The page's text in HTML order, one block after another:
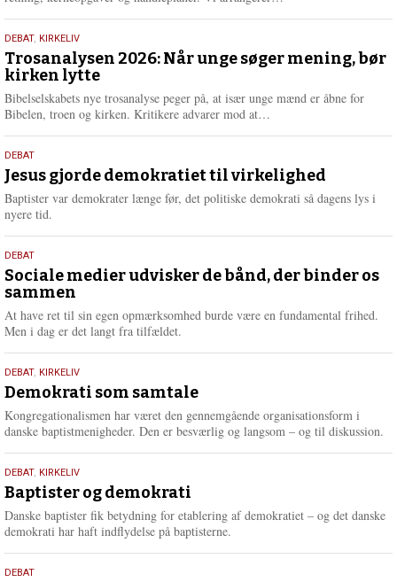
e
2.
juni
2026
DEBAT, KIRKELIV
Trosanalysen 2026: Når unge søger mening, bør
kirken lytte
Bibelselskabets nye trosanalyse peger på, at især unge mænd er åbne for
Bibelen, troen og kirken. Kritikere advarer mod at…
e
r
18.
maj
2026
DEBAT
Jesus gjorde demokratiet til virkelighed
Baptister var demokrater længe før, det politiske demokrati så dagens lys i
nyere tid.
18.
maj
2026
DEBAT
Sociale medier udvisker de bånd, der binder os
sammen
At have ret til sin egen opmærksomhed burde være en fundamental frihed.
Men i dag er det langt fra tilfældet.
18.
maj
2026
DEBAT, KIRKELIV
Demokrati som samtale
Kongregationalismen har været den gennemgående organisationsform i
danske baptistmenigheder. Den er besværlig og langsom – og til diskussion.
18.
maj
2026
DEBAT, KIRKELIV
Baptister og demokrati
Danske baptister fik betydning for etablering af demokratiet – og det danske
demokrati har haft indflydelse på baptisterne.
18.
DEBAT